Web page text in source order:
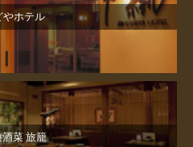
やホテル
酒菜 旅籠